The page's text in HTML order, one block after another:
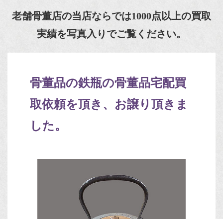
老舗骨董店の当店ならでは1000点以上の買取
実績を写真入りでご覧ください。
骨董品の鉄瓶の骨董品宅配買
取依頼を頂き、お譲り頂きま
した。